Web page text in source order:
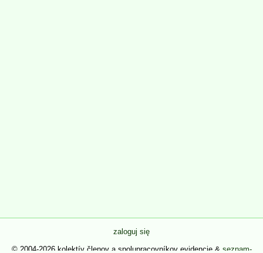
zaloguj się
© 2004-2026 kolektív členov a spolupracovníkov evidencie & seznam-